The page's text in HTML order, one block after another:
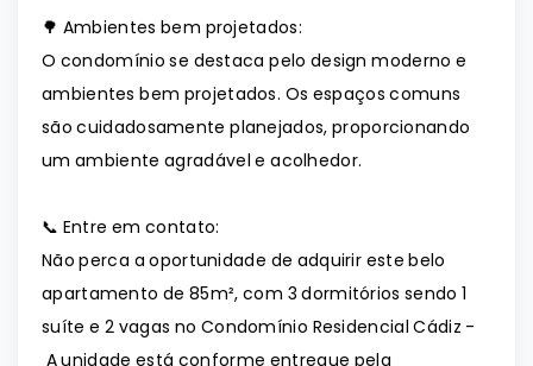
🌳 Ambientes bem projetados:
O condomínio se destaca pelo design moderno e
ambientes bem projetados. Os espaços comuns
são cuidadosamente planejados, proporcionando
um ambiente agradável e acolhedor.
📞 Entre em contato:
Não perca a oportunidade de adquirir este belo
apartamento de 85m², com 3 dormitórios sendo 1
suíte e 2 vagas no Condomínio Residencial Cádiz -
A unidade está conforme entregue pela